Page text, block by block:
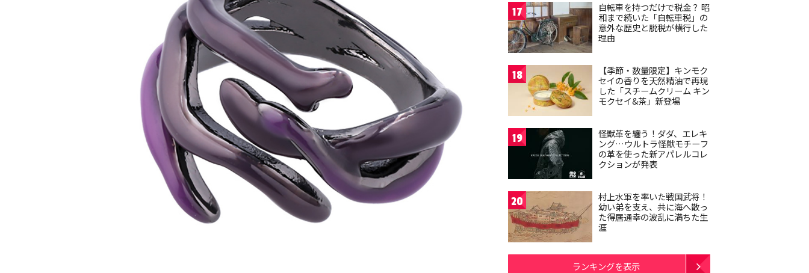
17
自転車を持つだけで税金？ 昭
和まで続いた「自転車税」の
意外な歴史と脱税が横行した
理由
18
【季節・数量限定】キンモク
セイの香りを天然精油で再現
した「スチームクリーム キン
モクセイ&茶」新登場
19
怪獣革を纏う！ダダ、エレキ
ング…ウルトラ怪獣モチーフ
の革を使った新アパレルコレ
クションが発表
20
村上水軍を率いた戦国武将！
幼い弟を支え、共に海へ散っ
た得居通幸の波乱に満ちた生
涯
ランキングを表示